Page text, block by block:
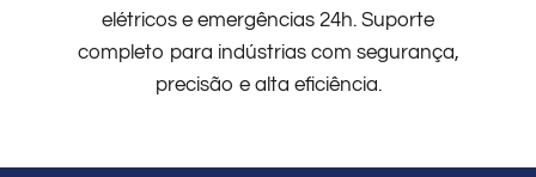
elétricos e emergências 24h. Suporte
completo para indústrias com segurança,
precisão e alta eficiência.